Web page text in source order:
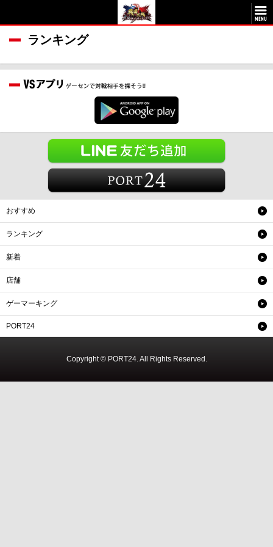
ランキング
おすすめ
ランキング
新着
店舗
ゲーマーキング
PORT24
Copyright © PORT24. All Rights Reserved.